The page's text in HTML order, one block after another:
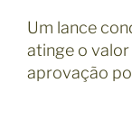
Um lance
atinge o
aprovação